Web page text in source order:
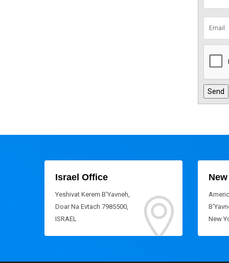
Israel Office
Yeshivat Kerem B'Yavneh,
Doar Na Evtach 7985500,
ISRAEL
New